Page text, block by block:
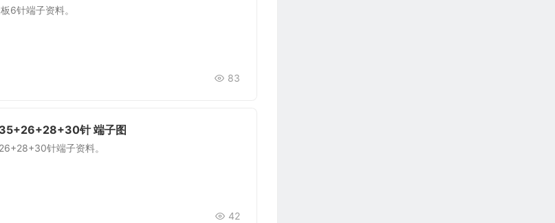
6针端子资料。
83
针 端子图
针端子资料。
42